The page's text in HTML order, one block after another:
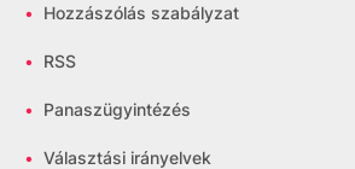
• Hozzászólás szabályzat
• RSS
• Panaszügyintézés
• Választási irányelvek